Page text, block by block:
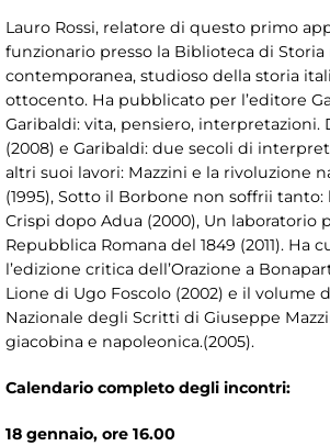
Lauro Rossi, relatore di questo primo
funzionario presso la Biblioteca di Storia
contemporanea, studioso della storia
ottocento. Ha pubblicato per l’editore
Garibaldi: vita, pensiero, interpretazioni.
(2008) e Garibaldi: due secoli di
altri suoi lavori: Mazzini e la rivoluzione
(1995), Sotto il Borbone non soffrii
Crispi dopo Adua (2000), Un laboratorio
Repubblica Romana del 1849 (2011). Ha
l’edizione critica dell’Orazione a
Lione di Ugo Foscolo (2002) e il volume
Nazionale degli Scritti di Giuseppe
giacobina e napoleonica.(2005).
Calendario completo degli incontri:
18 gennaio, ore 16.00